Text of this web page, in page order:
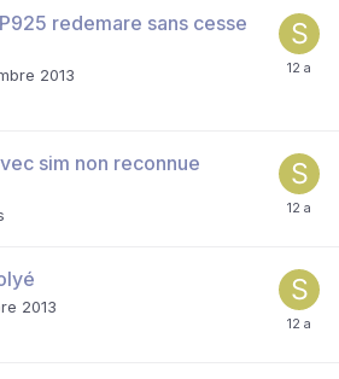
redemare sans cesse
2013
sim non reconnue
2013